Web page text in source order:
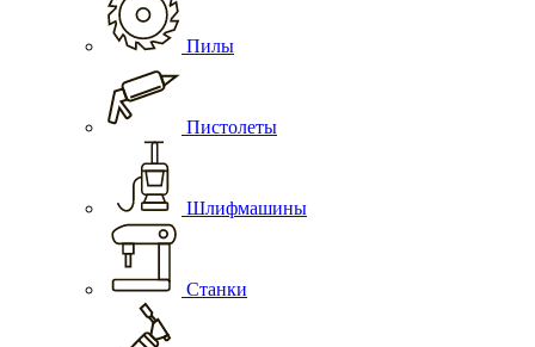
Пилы
Пистолеты
Шлифмашины
Станки